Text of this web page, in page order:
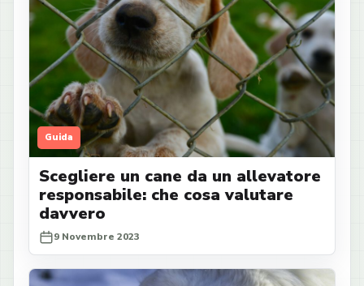
Guida
Scegliere un cane da un allevatore
responsabile: che cosa valutare
davvero
9 Novembre 2023